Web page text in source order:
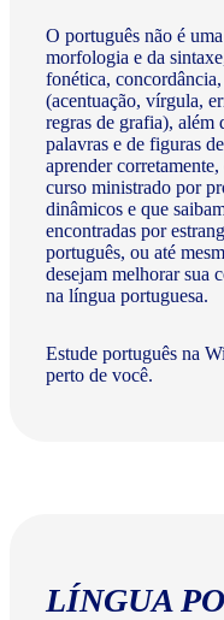
O português não é
morfologia e da
fonética,
(acentuação, vírgula,
regras de grafia), além
palavras e de figuras
aprender
curso ministrado por
dinâmicos e que
encontradas por
português, ou até
desejam melhorar sua
na língua portuguesa.
Estude português na
perto de você.
LÍNGUA